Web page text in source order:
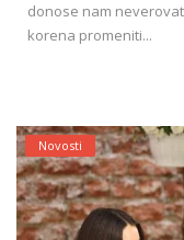
donose nam
korena promeniti...
Novosti